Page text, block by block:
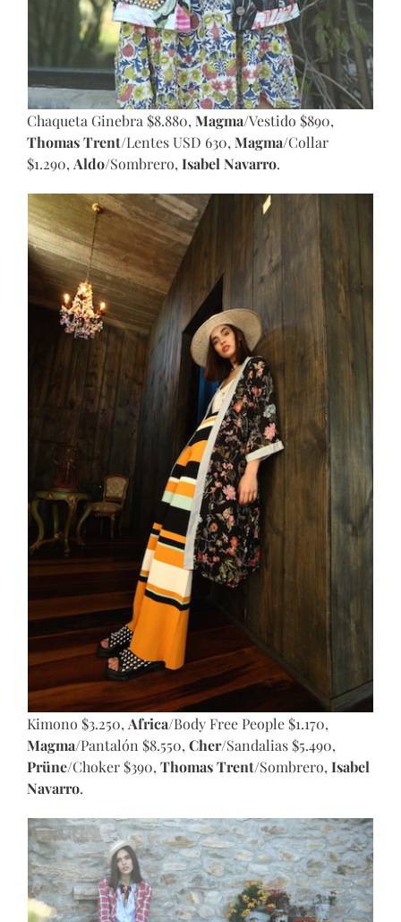
Chaqueta Ginebra $8.880, Magma/Vestido $890,
Thomas Trent/Lentes USD 630, Magma/Collar
$1.290, Aldo/Sombrero, Isabel Navarro.
Kimono $3.250, Africa/Body Free People $1.170,
Magma/Pantalón $8.550, Cher/Sandalias $5.490,
Prüne/Choker $390, Thomas Trent/Sombrero, Isabel
Navarro.